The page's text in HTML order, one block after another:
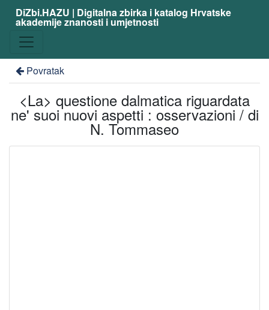
DiZbi.HAZU | Digitalna zbirka i katalog Hrvatske
akademije znanosti i umjetnosti
Povratak
<La> questione dalmatica riguardata
ne' suoi nuovi aspetti : osservazioni / di
N. Tommaseo